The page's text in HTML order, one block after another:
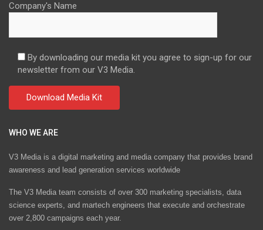
Company's Name
By downloading our media kit you agree to sign-up for our
newsletter from our V3 Media.
WHO WE ARE
V3 Media is a digital marketing and media company that provides brand
awareness and lead generation services worldwide
The V3 Media team consists of over 300 marketing specialists, data
science experts, and martech engineers that execute and orchestrate
over 2,800 campaigns each year.